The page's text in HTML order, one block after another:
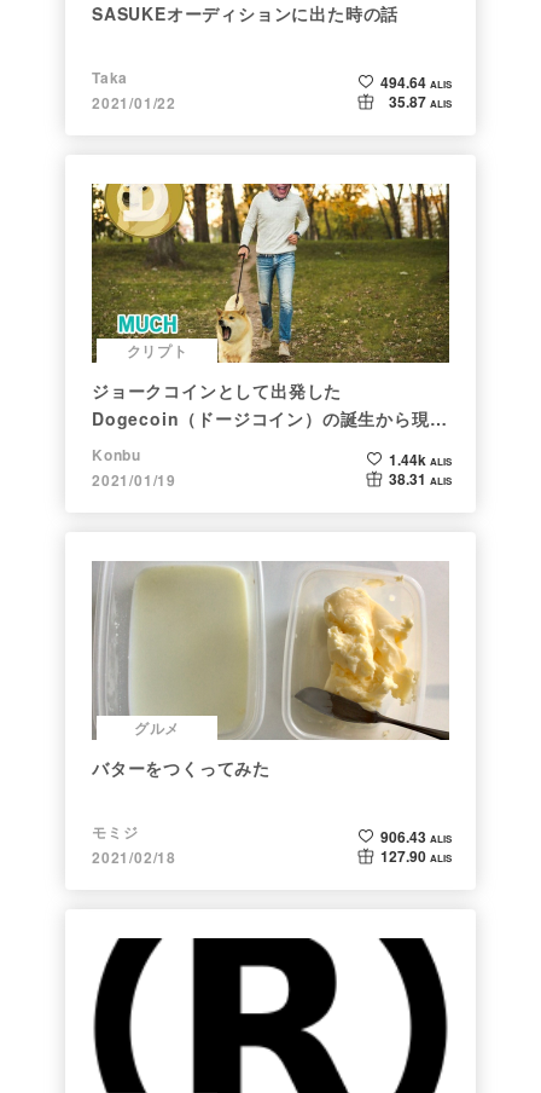
SASUKEオーディションに出た時の話
Taka
2021/01/22
494.64 ALIS
35.87 ALIS
クリプト
ジョークコインとして出発した
Dogecoin（ドージコイン）の誕生から現在
まで。注目される非証券性🐶
Konbu
2021/01/19
1.44k ALIS
38.31 ALIS
グルメ
バターをつくってみた
モミジ
2021/02/18
906.43 ALIS
127.90 ALIS